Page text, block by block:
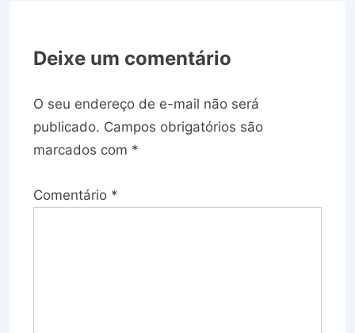
Deixe um comentário
O seu endereço de e-mail não será
publicado. Campos obrigatórios são
marcados com *
Comentário *